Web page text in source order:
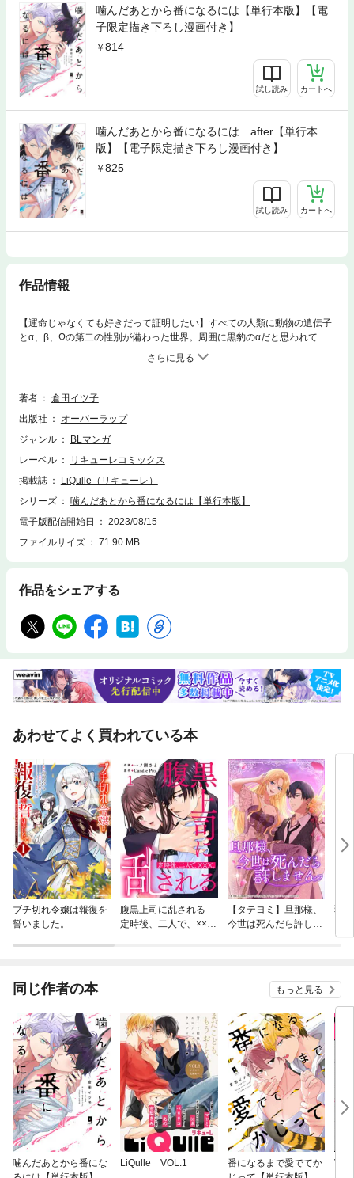
噛んだあとから番になるには【単行本版】【電
子限定描き下ろし漫画付き】
814
試し読み カートへ
噛んだあとから番になるには after【単行本
版】【電子限定描き下ろし漫画付き】
825
試し読み カートへ
作品情報
【運命じゃなくても好きだって証明したい】すべての人類に動物の遺伝子
とα、β、Ωの第二の性別が備わった世界。周囲に黒豹のαだと思われてい
る黒瀬（くろせ）には、実はウサギのΩという秘密がある。“発情期もまだ
の半端者”と卑屈に独りを貫く黒瀬だったが、純血のオオカミαとして有名
な灰尾（はいお）とのお見合いで事態は一変。灰尾の前で初めての発情期
が訪れ、思いがけず番になってしまう。医療の発達により『番の解消』が
灰尾。一途な想いに心を開き始める黒瀬だが――…◆単行本収録の描き下
ろし後日談（いじわるＨ）付き◇電子限定の描き下ろし漫画（発情期の原
著者
倉田イツ子
出版社
オーバーラップ
ジャンル
BLマンガ
レーベル
リキューレコミックス
掲載誌
LiQulle（リキューレ）
シリーズ
噛んだあとから番になるには【単行本版】
電子版配信開始日
2023/08/15
ファイルサイズ
71.90 MB
作品をシェアする
あわせてよく買われている本
ブチ切れ令嬢は報復を
誓いました。
腹黒上司に乱される
定時後、二人で、××
【タテヨミ】旦那様、
今世は死んだら許しま
弱
同じ作者の本 もっと見る
噛んだあとから番にな
LiQulle VOL.1
番になるまで愛でてか